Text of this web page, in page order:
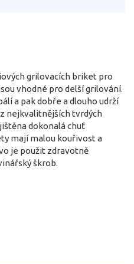
grilovacích briket pro
vhodné pro delší grilování.
a pak dobře a dlouho udrží
nejkvalitnějších tvrdých
dokonalá chuť
mají malou kouřivost a
je použit zdravotně
škrob.